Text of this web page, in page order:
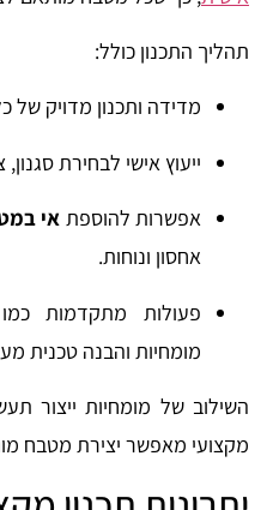
תהליך התכנון כולל:
מדידה ותכנון מדויק של
ייעוץ אישי לבחירת
אפשרות להוספת אי
אחסון ונוחות.
פעולות מתקדמות כמו
מומחיות והבנה טכנית
השילוב של מומחיות ייצור
מקצועי מאפשר יצירת מטבח